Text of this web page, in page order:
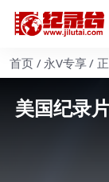
首页 永V专享
美国纪录